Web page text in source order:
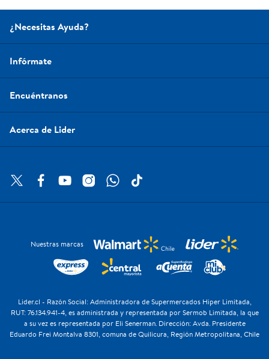
¿Necesitas Ayuda?
Infórmate
Encuéntranos
Acerca de Lider
Nuestras marcas
Lider.cl - Razón Social: Administradora de Supermercados Hiper Limitada,
RUT: 76.134.941-4, es administrada y representada por Sermob Limitada, la que
a su vez es representada por Eli Senerman. Dirección: Avda. Presidente
Eduardo Frei Montalva 8301, comuna de Quilicura, Región Metropolitana, Chile